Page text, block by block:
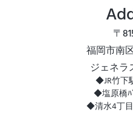
〒
福岡市南
ジェネラ
◆JR竹下
◆塩原橋ﾊ
◆清水4丁